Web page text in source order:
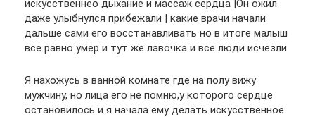
искусственнео дыхание и массаж сердца |Он ожил
даже улыбнулся прибежали | какие врачи начали
дальше сами его восстанавливать но в итоге малыш
все равно умер и тут же лавочка и все люди исчезли
Я нахожусь в ванной комнате где на полу вижу
мужчину, но лица его не помню,у которого сердце
остановилось и я начала ему делать искусственное